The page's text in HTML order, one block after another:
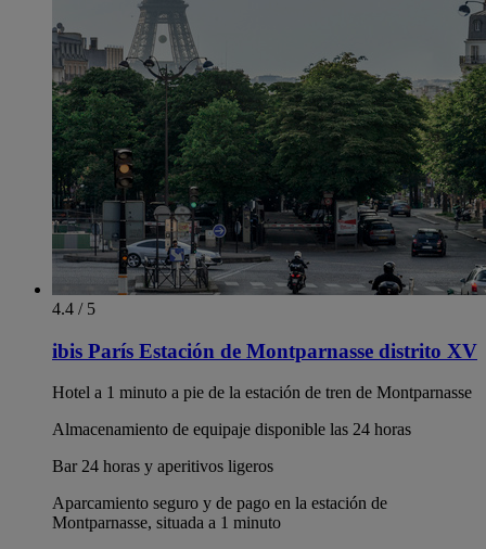
4.4 / 5
ibis París Estación de Montparnasse distrito XV
Hotel a 1 minuto a pie de la estación de tren de Montparnasse
Almacenamiento de equipaje disponible las 24 horas
Bar 24 horas y aperitivos ligeros
Aparcamiento seguro y de pago en la estación de
Montparnasse, situada a 1 minuto